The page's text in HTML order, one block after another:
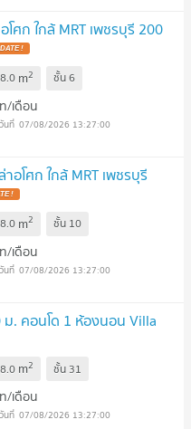
ศก ใกล้ MRT เพชรบุรี 200
!
m2 ชั้น6
/เดือน
07/08/2026 13:27:00
โศก ใกล้ MRT เพชรบุรี
!
m2 ชั้น 10
/เดือน
07/08/2026 13:27:00
ม. คอนโด 1 ห้องนอน Villa
m2 ชั้น 31
/เดือน
07/08/2026 13:27:00